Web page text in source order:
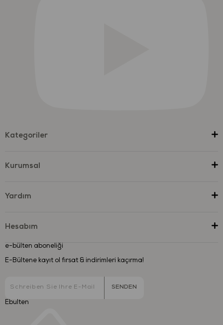
Kategoriler
Kurumsal
Yardım
Hesabım
e-bülten aboneliği
E-Bültene kayıt ol fırsat & indirimleri kaçırma!
SENDEN
Ebulten